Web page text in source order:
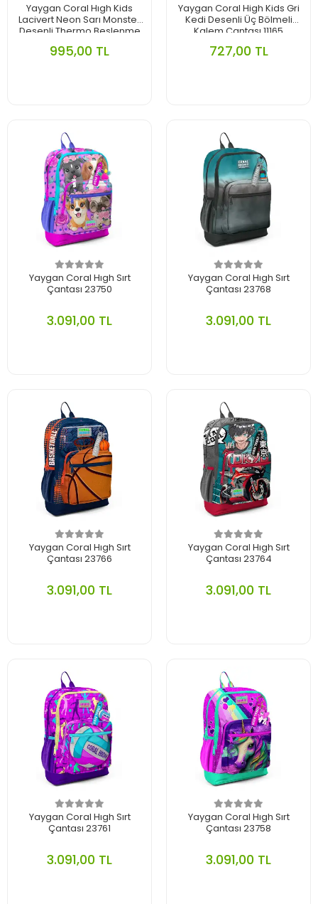
Yaygan Coral Hıgh Kids
Lacivert Neon Sarı Monster
Desenli Thermo Beslenme
995,00 TL
Yaygan Coral High Kids Gri
Kedi Desenli Üç Bölmeli
Kalem Çantası 11165
727,00 TL
Yaygan Coral Hıgh Sırt
Çantası 23750
3.091,00 TL
Yaygan Coral Hıgh Sırt
Çantası 23768
3.091,00 TL
Yaygan Coral Hıgh Sırt
Çantası 23766
3.091,00 TL
Yaygan Coral Hıgh Sırt
Çantası 23764
3.091,00 TL
Yaygan Coral Hıgh Sırt
Çantası 23761
3.091,00 TL
Yaygan Coral Hıgh Sırt
Çantası 23758
3.091,00 TL